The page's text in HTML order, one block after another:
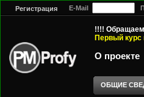
Регистрация E-Mail
!!!! Обращаем
Первый курс
О проекте
ОБЩИЕ